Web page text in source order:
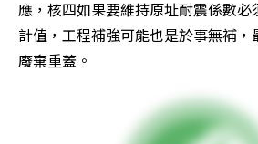
應，核四如果要維持原址耐震係數必
計值，工程補強可能也是於事無補
廢棄重蓋。